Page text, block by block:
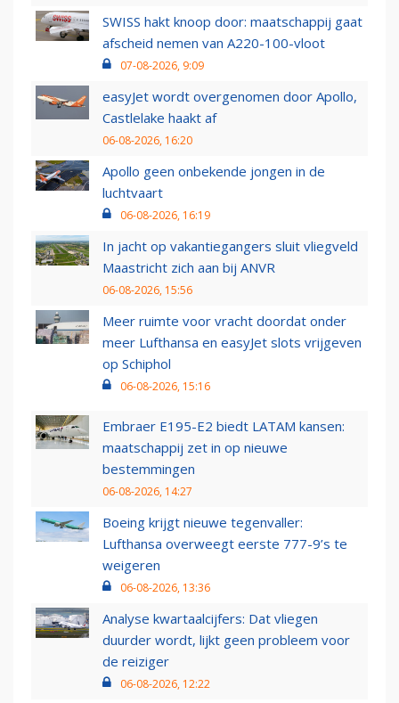
SWISS hakt knoop door: maatschappij gaat
afscheid nemen van A220-100-vloot
07-08-2026, 9:09
easyJet wordt overgenomen door Apollo,
Castlelake haakt af
06-08-2026, 16:20
Apollo geen onbekende jongen in de
luchtvaart
06-08-2026, 16:19
In jacht op vakantiegangers sluit vliegveld
Maastricht zich aan bij ANVR
06-08-2026, 15:56
Meer ruimte voor vracht doordat onder
meer Lufthansa en easyJet slots vrijgeven
op Schiphol
06-08-2026, 15:16
Embraer E195-E2 biedt LATAM kansen:
maatschappij zet in op nieuwe
bestemmingen
06-08-2026, 14:27
Boeing krijgt nieuwe tegenvaller:
Lufthansa overweegt eerste 777-9’s te
weigeren
06-08-2026, 13:36
Analyse kwartaalcijfers: Dat vliegen
duurder wordt, lijkt geen probleem voor
de reiziger
06-08-2026, 12:22